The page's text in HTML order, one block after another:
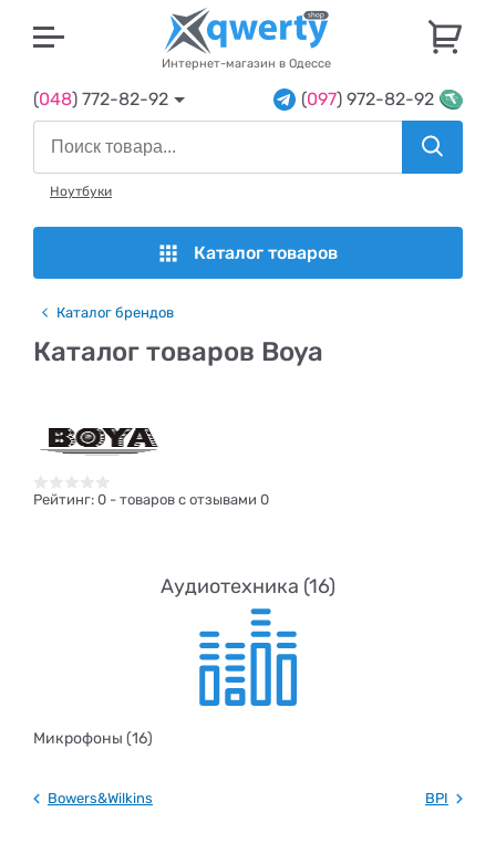
Интернет-магазин в Одессе
(048) 772-82-92 (097) 972-82-92
Ноутбуки
Каталог товаров
Каталог брендов
Каталог товаров Boya
Рейтинг: 0 - товаров с отзывами 0
Аудиотехника (16)
Микрофоны (16)
Bowers&Wilkins BPI